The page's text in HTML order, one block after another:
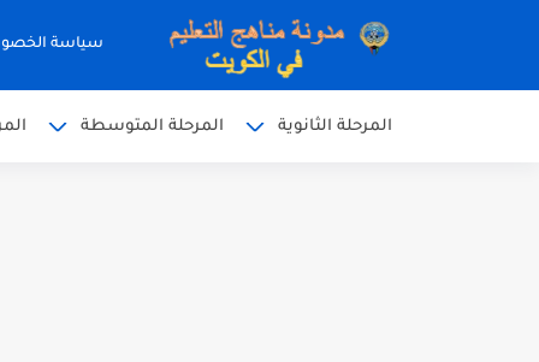
سياسة
المرحلة الثانوية المرحلة المتوسطة